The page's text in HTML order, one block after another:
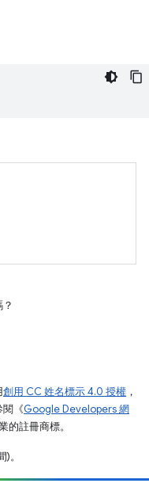
創用 CC 姓名標示 4.0 授權 ，
閱《Google Developers 網
註冊商標。
。